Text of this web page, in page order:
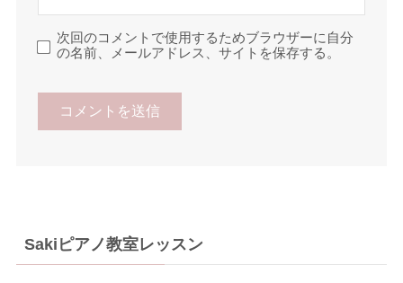
次回のコメントで使用するためブラウザーに自分
の名前、メールアドレス、サイトを保存する。
Sakiピアノ教室レッスン